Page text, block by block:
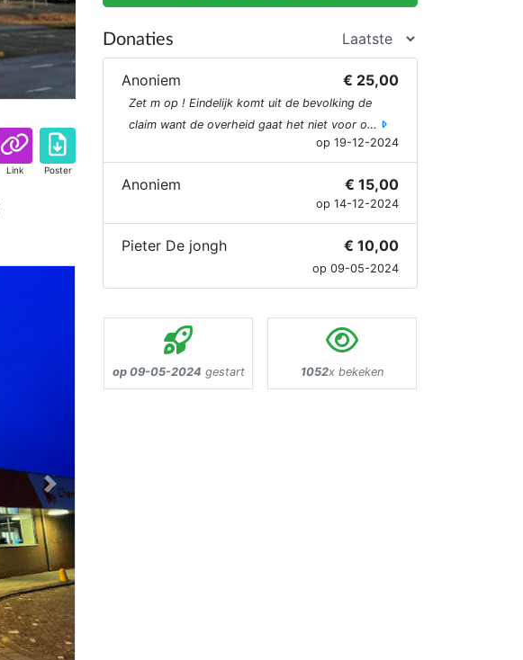
Link Poster
Next
Donaties
Anoniem € 25,00
Zet m op ! Eindelijk komt uit de bevolking de
claim want de overheid gaat het niet voor o…
op 19-12-2024
Anoniem € 15,00
op 14-12-2024
Pieter De jongh € 10,00
op 09-05-2024
op 09-05-2024 gestart 1052x bekeken